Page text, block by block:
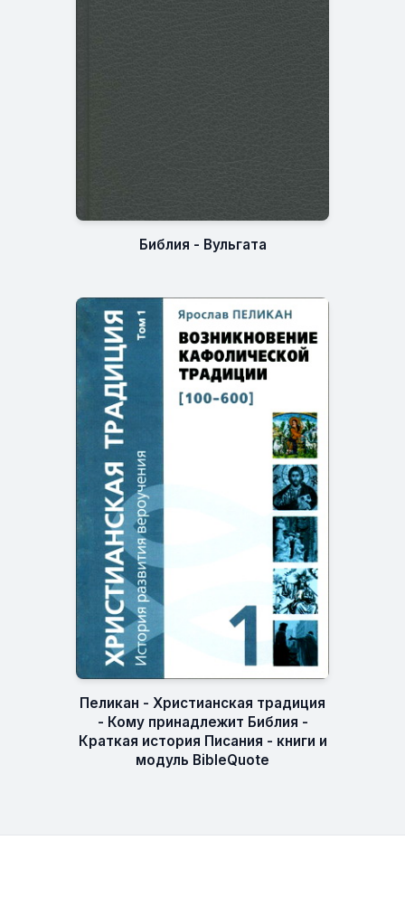
Библия - Вульгата
Пеликан - Христианская традиция
- Кому принадлежит Библия -
Краткая история Писания - книги и
модуль BibleQuote